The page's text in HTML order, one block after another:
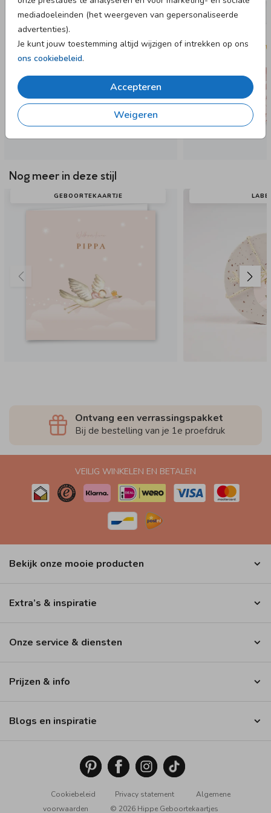
mediadoeleinden (het weergeven van gepersonaliseerde
advertenties).
Je kunt jouw toestemming altijd wijzigen of intrekken op ons
ons cookiebeleid.
Accepteren
Weigeren
Nog meer in deze stijl
GEBOORTEKAARTJE
Ontvang een verrassingspakket
Bij de bestelling van je 1e proefdruk
VEILIG WINKELEN EN BETALEN
Bekijk onze mooie producten
Extra’s & inspiratie
Onze service & diensten
Prijzen & info
Blogs en inspiratie
Cookiebeleid Privacy statement
Algemene
voorwaarden
© 2026 Hippe Geboortekaartjes